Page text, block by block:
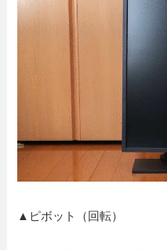
▲ピボット（回転）